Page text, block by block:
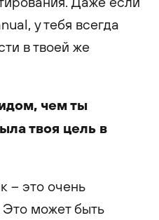
у тебя всегда
в твоей же
чем ты
твоя цель в
– это очень
может быть